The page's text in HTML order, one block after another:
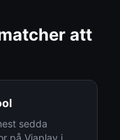
att
sedda
på Viaplay i